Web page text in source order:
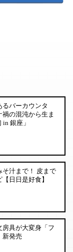
バーカウンタ
の混沌から生ま
銀座」
そ汁まで！ 皮まで
日日是好食】
房具が大変身「フ
新発売